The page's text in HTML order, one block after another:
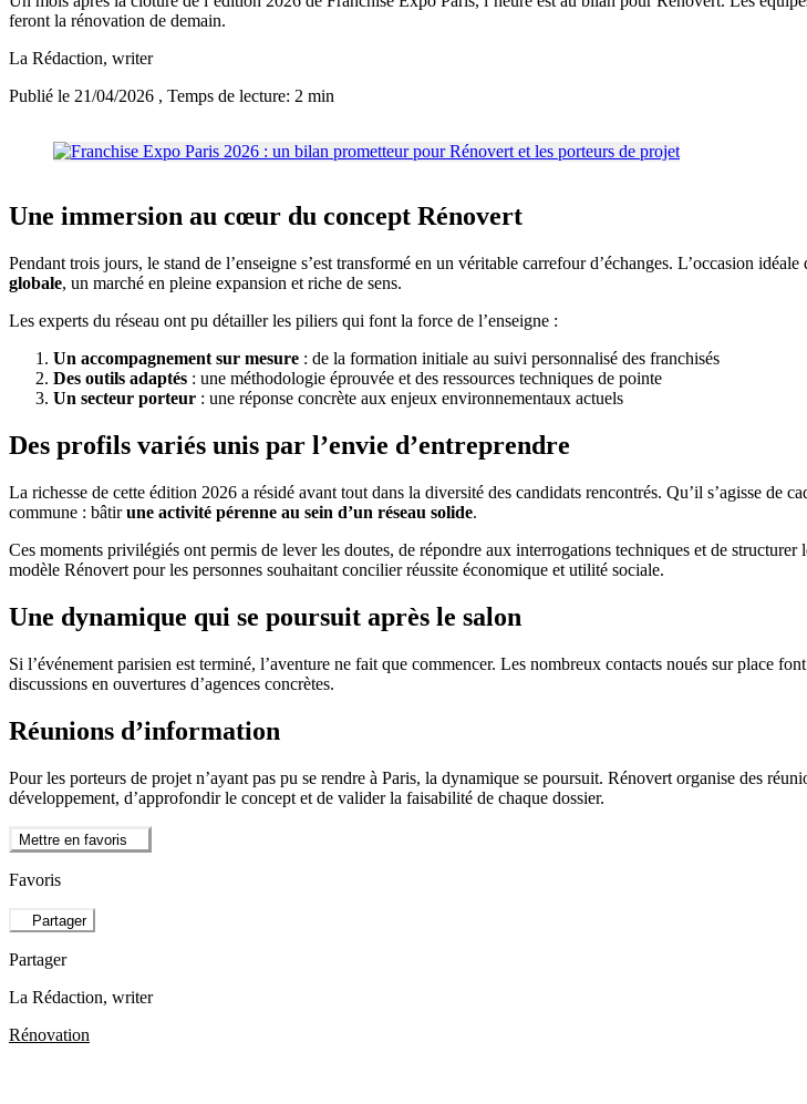
feront la rénovation de demain.
La Rédaction, writer
Publié le 21/04/2026 , Temps de lecture: 2 min
Une immersion au cœur du concept Rénovert
Pendant trois jours, le stand de l’enseigne s’est transformé en un véritable carrefour d’échanges. L’occasion
globale, un marché en pleine expansion et riche de sens.
Les experts du réseau ont pu détailler les piliers qui font la force de l’enseigne :
Un accompagnement sur mesure : de la formation initiale au suivi personnalisé des franchisés
Des outils adaptés : une méthodologie éprouvée et des ressources techniques de pointe
Un secteur porteur : une réponse concrète aux enjeux environnementaux actuels
Des profils variés unis par l’envie d’entreprendre
La richesse de cette édition 2026 a résidé avant tout dans la diversité des candidats rencontrés. Qu’il s’agisse de
commune : bâtirune activité pérenne au sein d’un réseau solide.
Ces moments privilégiés ont permis de lever les doutes, de répondre aux interrogations techniques et de
modèle Rénovert pour les personnes souhaitant concilier réussite économique et utilité sociale.
Une dynamique qui se poursuit après le salon
Si l’événement parisien est terminé, l’aventure ne fait que commencer. Les nombreux contacts noués sur place
discussions en ouvertures d’agences concrètes.
Réunions d’information
Pour les porteurs de projet n’ayant pas pu se rendre à Paris, la dynamique se poursuit. Rénovert organise des
développement, d’approfondir le concept et de valider la faisabilité de chaque dossier.
Mettre en favoris
Favoris
Partager
Partager
La Rédaction, writer
Rénovation